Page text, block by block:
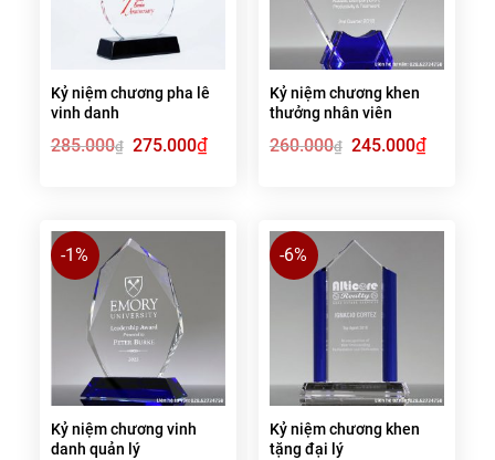
Kỷ niệm chương pha lê
vinh danh
285.000₫ Giá
gốc
275.000₫Giá
hiện
Kỷ niệm chương khen
thưởng nhân viên
260.000₫ Giá
gốc
245.000₫Giá
hiện
-1%
Kỷ niệm chương vinh
danh quản lý
-6%
Kỷ niệm chương khen
tặng đại lý